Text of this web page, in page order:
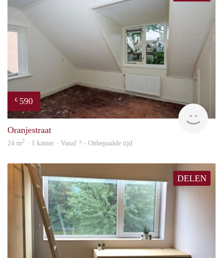
€ 590
Oranjestraat
24 m2 · 1 kamer · Vanaf ? - Onbepaalde tijd
DELEN